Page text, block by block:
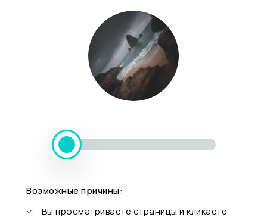
Возможные причины:
Вы просматриваете страницы и кликаете